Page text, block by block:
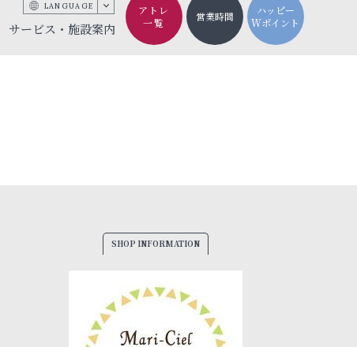
サービス・施設案内
LANGUAGE
アトレ
一覧
営業時間
ハッピー
Wポイント
SHOP INFORMATION